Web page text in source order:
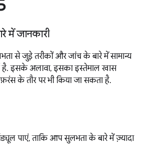
में जानकारी
से जुड़े तरीकों और जांच के बारे में सामान्य
है. इसके अलावा, इसका इस्तेमाल खास
के तौर पर भी किया जा सकता है.
पाएं, ताकि आप सुलभता के बारे में ज़्यादा